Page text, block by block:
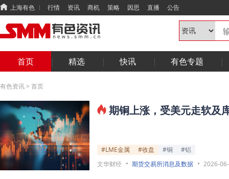
上海有色 行情 资讯 商机 策略 因思 直播 公告
首页 精选 快讯 有色专题
有色资讯> 首页
期铜上涨，受美元走软及
#LME金属 #收盘 #铜
#铝
文华财经
期货交易所消息及数据 2026-